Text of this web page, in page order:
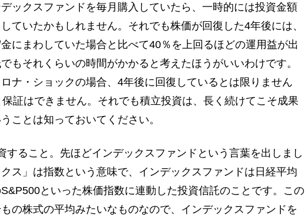
ックスファンドを毎月購入していたら、一時的には投資金額
ていたかもしれません。それでも株価が回復した4年後には、
にまわしていた場合と比べて40％を上回るほどの運用益が出
もそれくらいの時間がかかると考えたほうがいいわけです。
ナ・ショックの場合、4年後に回復しているとは限りません
保証はできません。それでも積立投資は、長く続けてこそ成果
ことは知っておいてください。
ること。先ほどインデックスファンドという言葉を出しまし
ス」は指数という意味で、インデックスファンドは日経平均
といった株価指数に連動した投資信託のことです。この
の株式の平均みたいなものなので、インデックスファンドを